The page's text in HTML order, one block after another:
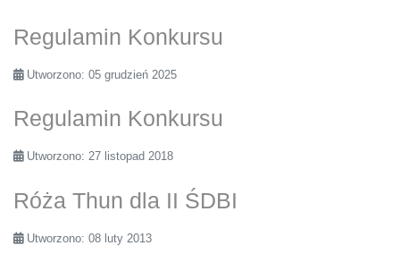
Regulamin Konkursu
Utworzono: 05 grudzień 2025
Regulamin Konkursu
Utworzono: 27 listopad 2018
Róża Thun dla II ŚDBI
Utworzono: 08 luty 2013